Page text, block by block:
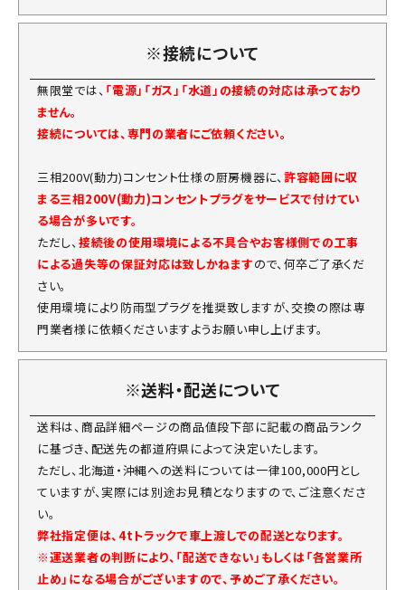
※接続について
無限堂では、 「電源」「ガス」「水道」の接続の対応は承っており
ません。
接続については、専門の業者にご依頼ください。
三相200V(動力)コンセント仕様の厨房機器に、 許容範囲に収
まる三相200V(動力)コンセントプラグをサービスで付けてい
る場合が多いです。
ただし、 接続後の使用環境による不具合やお客様側での工事
による過失等の保証対応は致しかねますので、何卒ご了承くだ
さい。
使用環境により防雨型プラグを推奨致しますが、交換の際は専
門業者様に依頼くださいますようお願い申し上げます。
※送料・配送について
送料は、商品詳細ページの商品値段下部に記載の商品ランク
に基づき、配送先の都道府県によって決定いたします。
ただし、北海道・沖縄への送料については一律100,000円とし
ていますが、実際には別途お見積となりますので、ご注意くださ
い。
弊社指定便は、4tトラックで車上渡しでの配送となります。
※運送業者の判断により、「配送できない」もしくは「各営業所
止め」になる場合がございますので、予めご了承ください。